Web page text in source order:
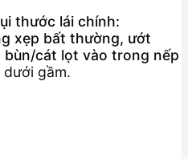
thước lái chính:
xẹp bất thường, ướt
bùn/cát lọt vào trong nếp
gầm.